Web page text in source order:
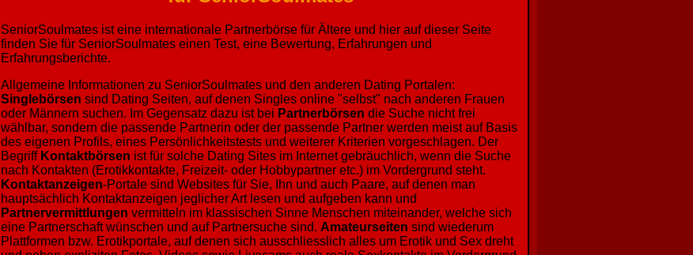
SeniorSoulmates ist eine internationale Partnerbörse für Ältere und hier auf dieser Seite
finden Sie für SeniorSoulmates einen Test, eine Bewertung, Erfahrungen und
Erfahrungsberichte.
Allgemeine Informationen zu SeniorSoulmates und den anderen Dating Portalen:
Singlebörsen sind Dating Seiten, auf denen Singles online "selbst" nach anderen Frauen
oder Männern suchen. Im Gegensatz dazu ist bei Partnerbörsen die Suche nicht frei
wählbar, sondern die passende Partnerin oder der passende Partner werden meist auf Basis
des eigenen Profils, eines Persönlichkeitstests und weiterer Kriterien vorgeschlagen. Der
Begriff Kontaktbörsen ist für solche Dating Sites im Internet gebräuchlich, wenn die Suche
nach Kontakten (Erotikkontakte, Freizeit- oder Hobbypartner etc.) im Vordergrund steht.
Kontaktanzeigen-Portale sind Websites für Sie, Ihn und auch Paare, auf denen man
hauptsächlich Kontaktanzeigen jeglicher Art lesen und aufgeben kann und
Partnervermittlungen vermitteln im klassischen Sinne Menschen miteinander, welche sich
eine Partnerschaft wünschen und auf Partnersuche sind. Amateurseiten sind wiederum
Plattformen bzw. Erotikportale, auf denen sich ausschliesslich alles um Erotik und Sex dreht